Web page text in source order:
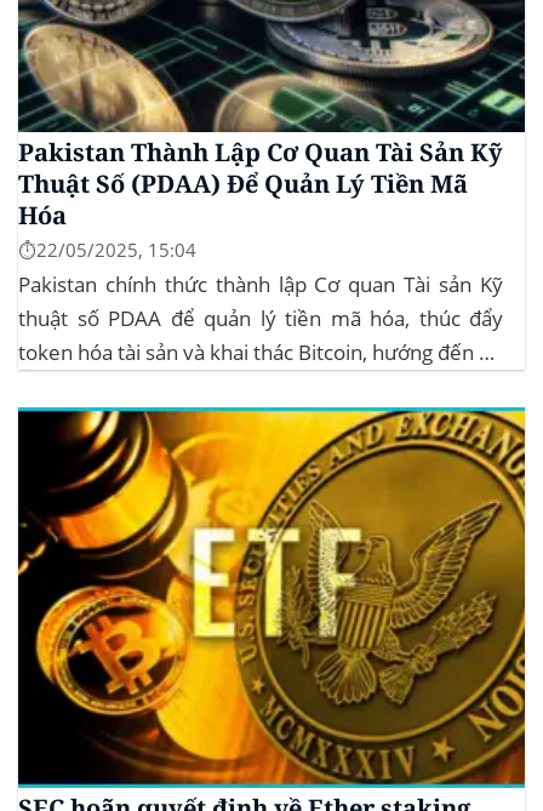
Pakistan Thành Lập Cơ Quan Tài Sản Kỹ
Thuật Số (PDAA) Để Quản Lý Tiền Mã
Hóa
⏱️22/05/2025, 15:04
Pakistan chính thức thành lập Cơ quan Tài sản Kỹ
thuật số PDAA để quản lý tiền mã hóa, thúc đẩy
token hóa tài sản và khai thác Bitcoin, hướng đến hệ
Hóa Mới tại Pakistan Chính phủ Pakistan...